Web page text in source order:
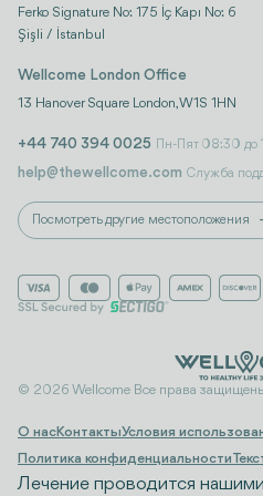
Ferko Signature No: 175 İç Kapı No: 6
Şişli / İstanbul
Wellcome London Office
13 Hanover Square London, W1S 1HN
+44 740 394 0025 Пн-Пят 08:30 до
help@thewellcome.com Служба
Посмотреть другие местоположения
© 2026 Wellcome Все права
О насКонтактыУсловия
Политика конфиденциальности
Лечение проводится нашими